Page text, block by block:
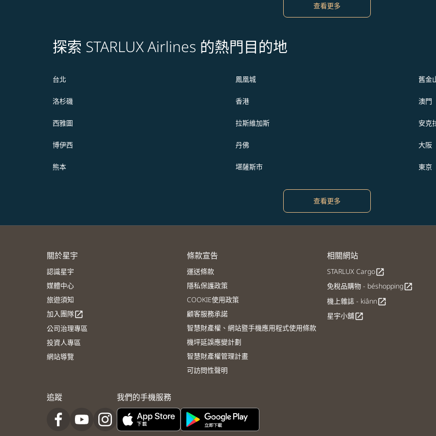
查看更多
探索 STARLUX Airlines 的熱門目的地
台北 鳳凰城 舊金
洛杉磯 香港 澳門
西雅圖 拉斯維加斯 安克
博伊西 丹佛 大阪
熊本 堪薩斯市 東京
查看更多
關於星宇
認識星宇
媒體中心
旅遊須知
加入團隊open_in_new
公司治理專區
投資人專區
網站導覽
條款宣告
運送條款
隱私保護政策
COOKIE使用政策
顧客服務承諾
智慧財產權、網站暨手機應用程式使用條款
機坪延誤應變計劃
智慧財產權管理計畫
可訪問性聲明
相關網站
STARLUX Cargoopen_in_new
免稅品購物 - béshoppingopen_in_new
機上雜誌 - kiânnopen_in_new
星宇小舖open_in_new
追蹤 我們的手機服務